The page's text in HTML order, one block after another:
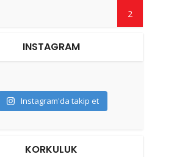
2
INSTAGRAM
Instagram'da takip et
KORKULUK